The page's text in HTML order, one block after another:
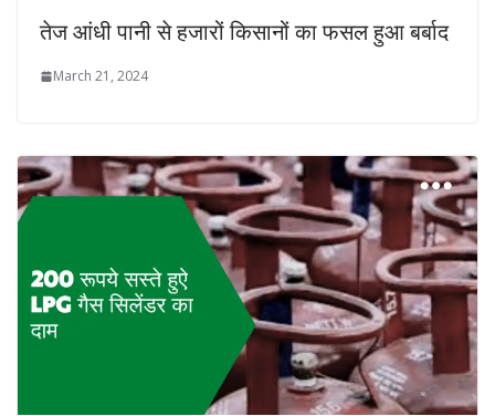
तेज आंधी पानी से हजारों किसानों का फसल हुआ बर्बाद
March 21, 2024